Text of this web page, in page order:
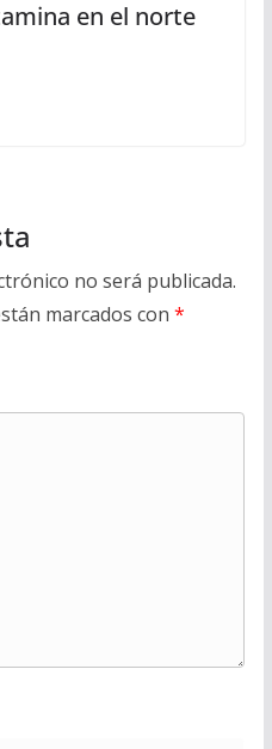
en el norte
no será publicada.
marcados con *